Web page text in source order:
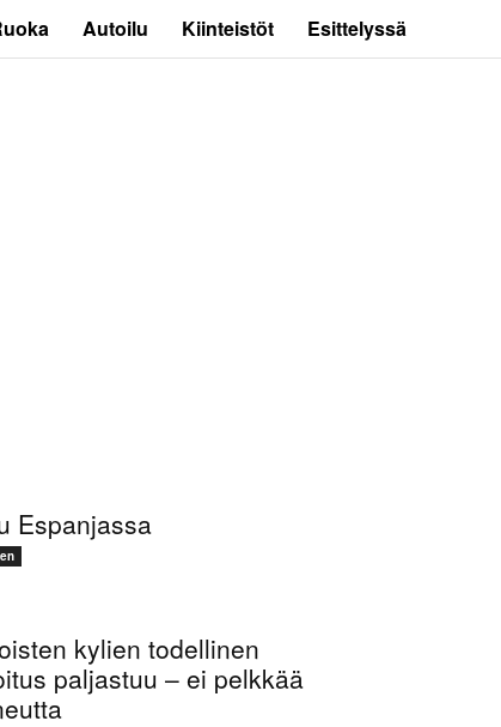
Autoilu Kiinteistöt Esittelyssä
Espanjassa
kylien todellinen
paljastuu – ei pelkkää